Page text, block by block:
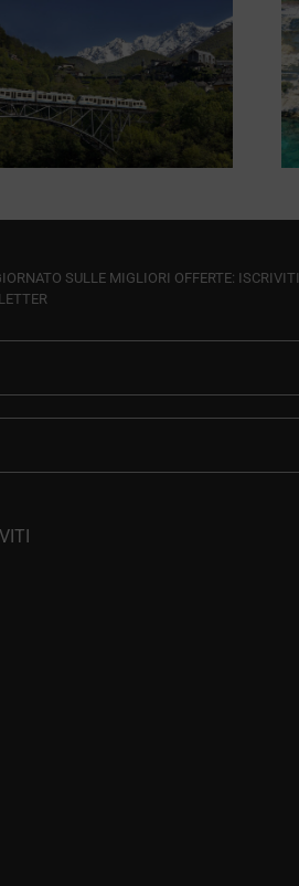
Agriturismo
Masseria
Costarella
SULLE MIGLIORI OFFERTE: ISCRIVITI